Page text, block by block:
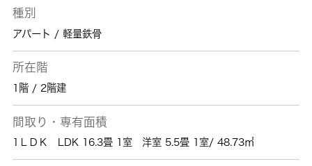
種別
アパート / 軽量鉄骨
所在階
1階 / 2階建
間取り・専有面積
1ＬＤＫ LDK 16.3畳 1室 洋室 5.5畳 1室/ 48.73㎡